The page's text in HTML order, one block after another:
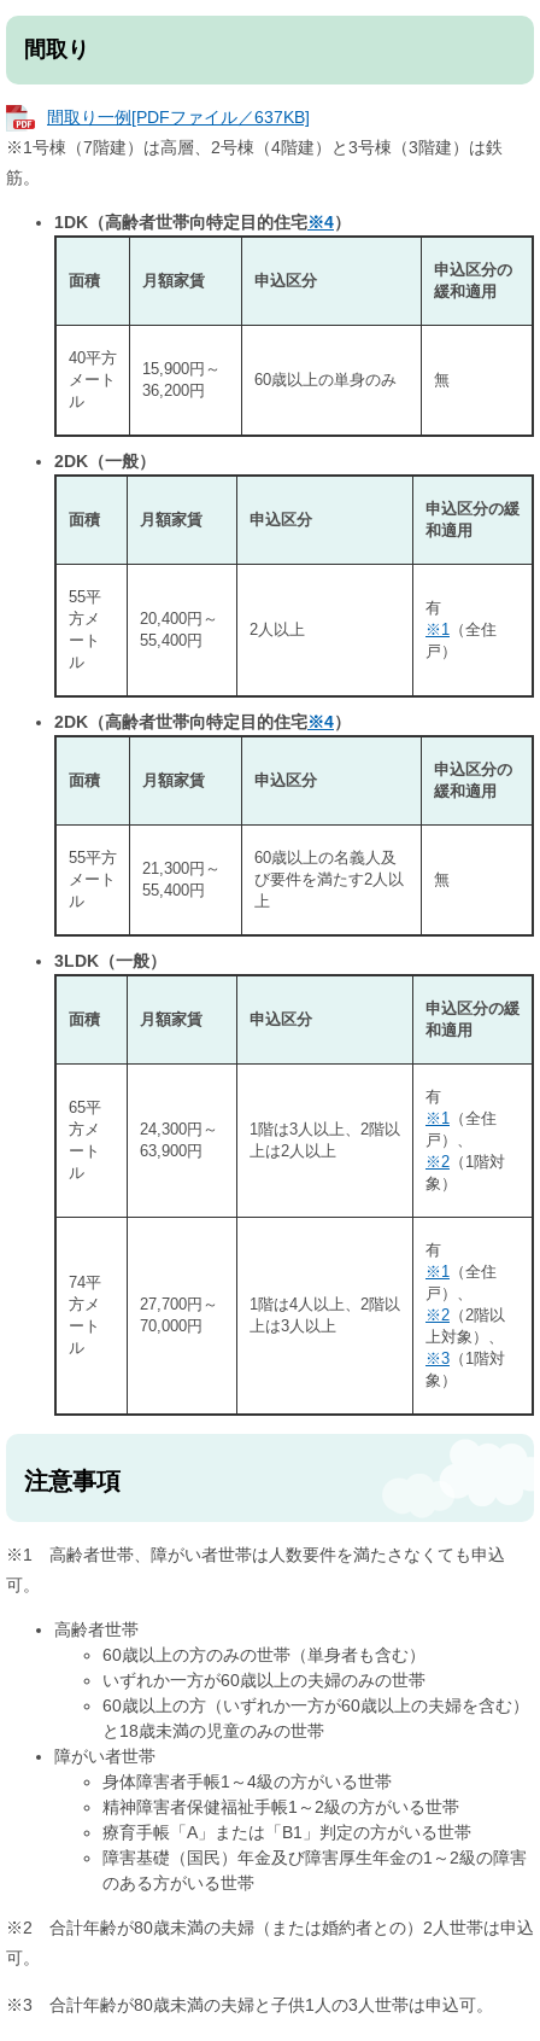
間取り
間取り一例[PDFファイル／637KB]
※1号棟（7階建）は高層、2号棟（4階建）と3号棟（3階建）は鉄
筋。
1DK（高齢者世帯向特定目的住宅※4）
面積 月額家賃 申込区分
申込区分の
緩和適用
40平方
メート
ル
15,900円～
36,200円
60歳以上の単身のみ 無
2DK（一般）
面積 月額家賃 申込区分
申込区分の緩
和適用
55平
方メ
ート
ル
20,400円～
55,400円
2人以上
有
※1 （全住
戸）
2DK（高齢者世帯向特定目的住宅※4）
面積 月額家賃 申込区分
申込区分の
緩和適用
55平方
メート
ル
21,300円～
55,400円
60歳以上の名義人及
び要件を満たす2人以
上
無
3LDK（一般）
面積 月額家賃 申込区分
申込区分の緩
和適用
65平
方メ
ート
ル
24,300円～
63,900円
1階は3人以上、2階以
上は2人以上
有
※1 （全住
戸）、
※2 （1階対
象）
74平
方メ
ート
ル
27,700円～
70,000円
1階は4人以上、2階以
上は3人以上
有
※1 （全住
戸）、
※2 （2階以
上対象）、
※3 （1階対
象）
注意事項
※1 高齢者世帯、障がい者世帯は人数要件を満たさなくても申込
可。
高齢者世帯
60歳以上の方のみの世帯（単身者も含む）
いずれか一方が60歳以上の夫婦のみの世帯
60歳以上の方（いずれか一方が60歳以上の夫婦を含む）
と18歳未満の児童のみの世帯
障がい者世帯
身体障害者手帳1～4級の方がいる世帯
精神障害者保健福祉手帳1～2級の方がいる世帯
療育手帳「A」または「B1」判定の方がいる世帯
障害基礎（国民）年金及び障害厚生年金の1～2級の障害
のある方がいる世帯
※2 合計年齢が80歳未満の夫婦（または婚約者との）2人世帯は申込
可。
※3 合計年齢が80歳未満の夫婦と子供1人の3人世帯は申込可。